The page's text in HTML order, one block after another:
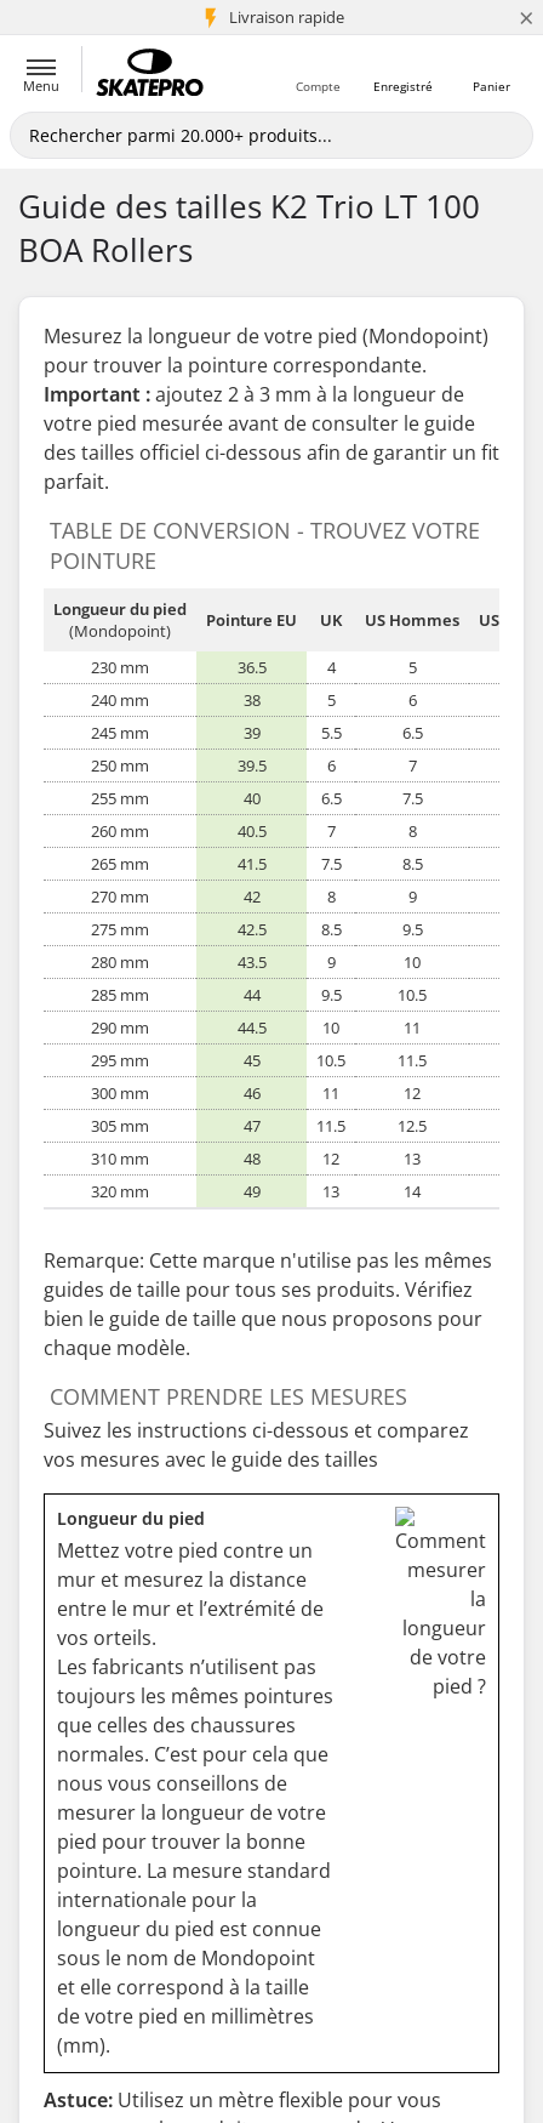
Livraison rapide
+5 mio de clients ×
Menu Panier
Enregistré
Compte
Guide des tailles K2 Trio LT 100
BOA Rollers
Mesurez la longueur de votre pied (Mondopoint)
pour trouver la pointure correspondante.
Important :ajoutez 2 à 3 mm à la longueur de
votre pied mesuréeavant de consulter le guide
des tailles officiel ci-dessous afin de garantir un fit
parfait.
TABLE DE CONVERSION - TROUVEZ VOTRE
POINTURE
Longueur du pied
(Mondopoint)
Pointure EU UK US Hommes US
230 mm 36.5 4 5
240 mm
38 5 6
245 mm
39 5.5 6.5
250 mm
39.5 6 7
255 mm
40 6.5 7.5
260 mm
40.5 7 8
265 mm
41.5 7.5 8.5
270 mm
42 8 9
275 mm
42.5 8.5 9.5
280 mm
43.5 9 10
285 mm
44 9.5 10.5
290 mm
44.5 10 11
295 mm
45 10.5 11.5
300 mm
46 11 12
305 mm
47 11.5 12.5
310 mm
48 12 13
320 mm
49 13 14
Remarque: Cette marque n'utilise pas les mêmes
guides de taille pour tous ses produits. Vérifiez
bien le guide de taille que nous proposons pour
chaque modèle.
COMMENT PRENDRE LES MESURES
Suivez les instructions ci-dessous et comparez
vos mesures avec le guide des tailles
Longueur du pied
Mettez votre pied contre un
mur et mesurez la distance
entre le mur et l’extrémité de
vos orteils.
Les fabricants n’utilisent pas
toujours les mêmes pointures
que celles des chaussures
normales. C’est pour cela que
nous vous conseillons de
mesurer la longueur de votre
pied pour trouver la bonne
pointure. La mesure standard
internationale pour la
longueur du pied est connue
sous le nom de Mondopoint
et elle correspond à la taille
de votre pied en millimètres
(mm).
Astuce: Utilisez un mètre flexible pour vous